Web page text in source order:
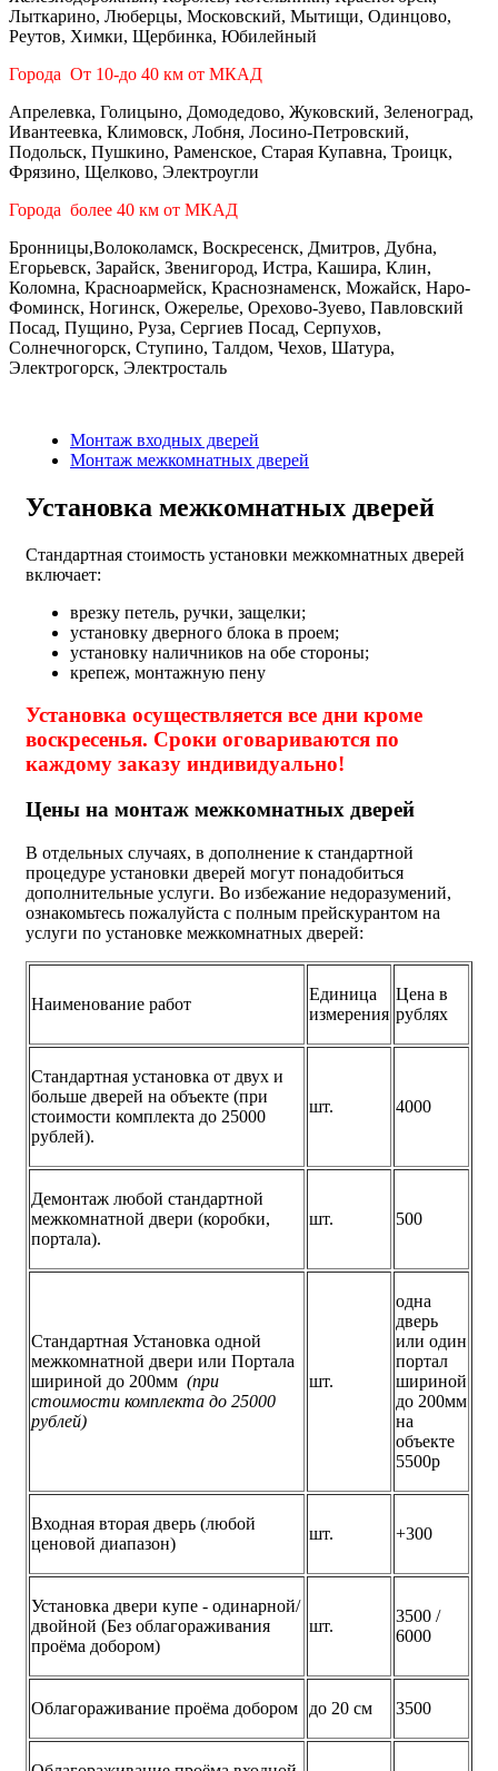
Лыткарино, Люберцы, Московский, Мытищи, Одинцово,
Реутов, Химки, Щербинка, Юбилейный
Города От 10-до 40 км от МКАД
Апрелевка, Голицыно, Домодедово, Жуковский, Зеленоград,
Ивантеевка, Климовск, Лобня, Лосино-Петровский,
Подольск, Пушкино, Раменское, Старая Купавна, Троицк,
Фрязино, Щелково, Электроугли
Города более 40 км от МКАД
Бронницы,Волоколамск, Воскресенск, Дмитров, Дубна,
Егорьевск, Зарайск, Звенигород, Истра, Кашира, Клин,
Коломна, Красноармейск, Краснознаменск, Можайск, Наро-
Фоминск, Ногинск, Ожерелье, Орехово-Зуево, Павловский
Посад, Пущино, Руза, Сергиев Посад, Серпухов,
Солнечногорск, Ступино, Талдом, Чехов, Шатура,
Электрогорск, Электросталь
Монтаж входных дверей
Монтаж межкомнатных дверей
Установка межкомнатных дверей
Стандартная стоимость установки межкомнатных дверей
включает:
врезку петель, ручки, защелки;
установку дверного блока в проем;
установку наличников на обе стороны;
крепеж, монтажную пену
Установка осуществляется все дни кроме
воскресенья. Сроки оговариваются по
каждому заказу индивидуально!
Цены на монтаж межкомнатных дверей
В отдельных случаях, в дополнение к стандартной
процедуре установки дверей могут понадобиться
дополнительные услуги. Во избежание недоразумений,
ознакомьтесь пожалуйста с полным прейскурантом на
услуги по установке межкомнатных дверей:
Наименование работ
Единица
измерения
Цена в
рублях
Стандартная установка от двух и
больше дверей на объекте (при
стоимости комплекта до 25000
рублей).
шт. 4000
Демонтаж любой стандартной
межкомнатной двери (коробки,
портала).
шт. 500
Стандартная Установка одной
межкомнатной двери или Портала
шириной до 200мм (при
стоимости комплекта до 25000
рублей)
шт.
одна
дверь
или один
портал
шириной
до 200мм
на
объекте
5500р
Входная вторая дверь (любой
ценовой диапазон)
шт. +300
Установка двери купе - одинарной/
двойной (Без облагораживания
проёма добором)
шт.
3500 /
6000
Облагораживание проёма добором до 20 см 3500